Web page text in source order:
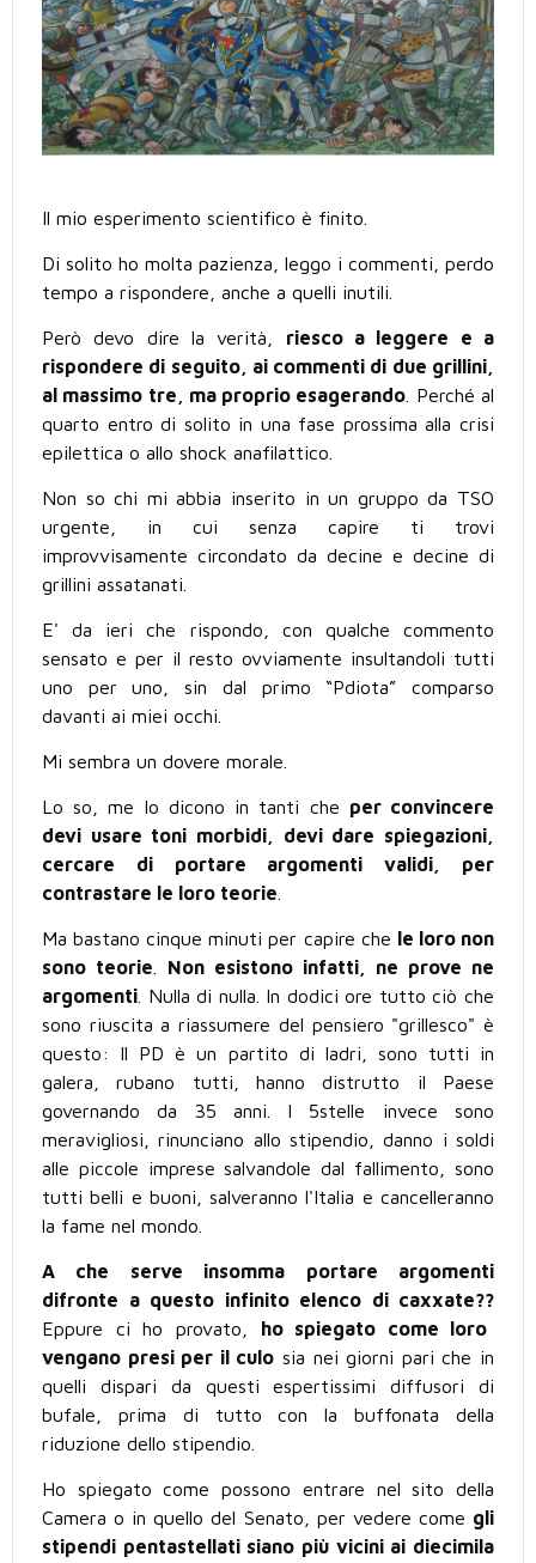
Il mio esperimento scientifico è finito.
Di solito ho molta pazienza, leggo i commenti, perdo
tempo a rispondere, anche a quelli inutili.
Però devo dire la verità, riesco a leggere e a
rispondere di seguito, ai commenti di due grillini,
al massimo tre, ma proprio esagerando . Perché al
quarto entro di solito in una fase prossima alla crisi
epilettica o allo shock anafilattico.
Non so chi mi abbia inserito in un gruppo da TSO
urgente, in cui senza capire ti trovi
improvvisamente circondato da decine e decine di
grillini assatanati.
E' da ieri che rispondo, con qualche commento
sensato e per il resto ovviamente insultandoli tutti
uno per uno, sin dal primo “Pdiota” comparso
davanti ai miei occhi.
Mi sembra un dovere morale.
Lo so, me lo dicono in tanti che per convincere
devi usare toni morbidi, devi dare spiegazioni,
cercare di portare argomenti validi, per
contrastare le loro teorie
Ma bastano cinque minuti per capire che
le loro non
sono teorie
Non esistono infatti, ne prove ne
argomenti . Nulla di nulla. In dodici ore tutto ciò che
sono riuscita a riassumere del pensiero "grillesco" è
questo: Il PD è un partito di ladri, sono tutti in
galera, rubano tutti, hanno distrutto il Paese
governando da 35 anni. I 5stelle invece sono
meravigliosi, rinunciano allo stipendio, danno i soldi
alle piccole imprese salvandole dal fallimento, sono
tutti belli e buoni, salveranno l'Italia e cancelleranno
la fame nel mondo.
A che serve insomma portare argomenti
difronte a questo infinito elenco di caxxate??
Eppure ci ho provato,
ho spiegato come loro
vengano presi per il culo sia nei giorni pari che in
quelli dispari da questi espertissimi diffusori di
bufale, prima di tutto con la buffonata della
riduzione dello stipendio.
Ho spiegato come possono entrare nel sito della
Camera o in quello del Senato, per vedere come gli
stipendi pentastellati siano più vicini ai diecimila